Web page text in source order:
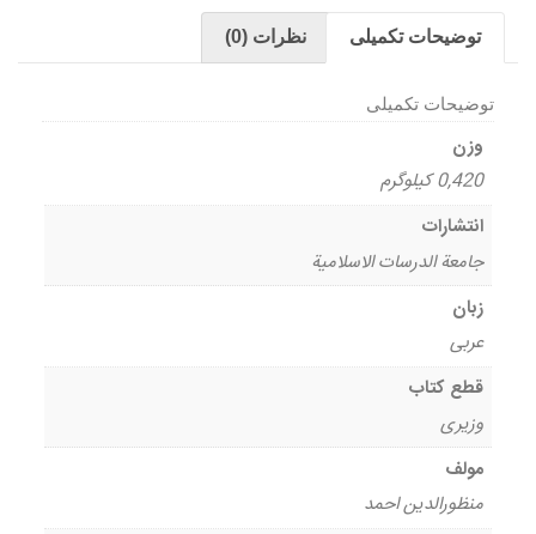
توضیحات تکمیلی نظرات (0)
توضیحات تکمیلی
وزن
0,420 کیلوگرم
انتشارات
جامعة الدرسات الاسلامیة
زبان
عربی
قطع کتاب
وزیری
مولف
منظورالدین احمد